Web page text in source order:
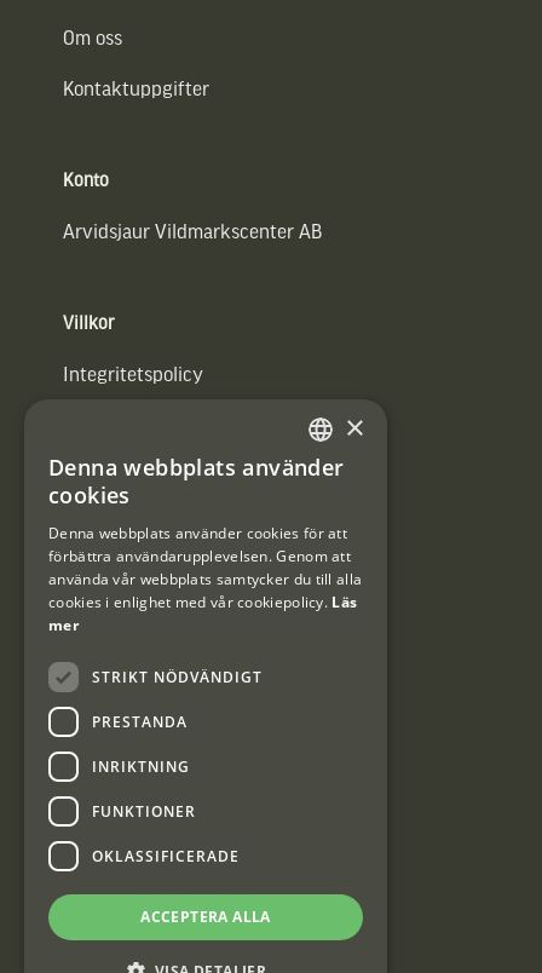
Om oss
Kontaktuppgifter
Konto
Arvidsjaur Vildmarkscenter AB
Villkor
Integritetspolicy
#Interjaktfamily
Kundklubb
Information om kundklubben.
Interjakt Sweden AB, Årjäng
SWEDISH
×
Denna webbplats använder
cookies
Denna webbplats använder cookies för att
förbättra användarupplevelsen. Genom att
använda vår webbplats samtycker du till alla
cookies i enlighet med vår cookiepolicy. Läs
mer
STRIKT NÖDVÄNDIGT
PRESTANDA
INRIKTNING
FUNKTIONER
OKLASSIFICERADE
ACCEPTERA ALLA